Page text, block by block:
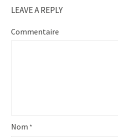
LEAVE A REPLY
Commentaire
Nom *